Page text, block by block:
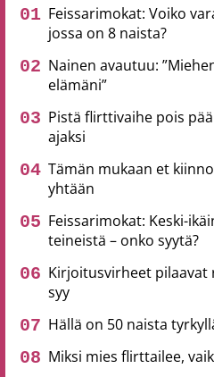
Feissarimokat: Voiko
jossa on 8 naista?
Nainen avautuu:
elämäni”
Pistä flirttivaihe pois
ajaksi
Tämän mukaan et
yhtään
Feissarimokat: Keski-
teineistä – onko syytä?
Kirjoitusvirheet pilaavat
syy
Hällä on 50 naista
Miksi mies flirttailee,